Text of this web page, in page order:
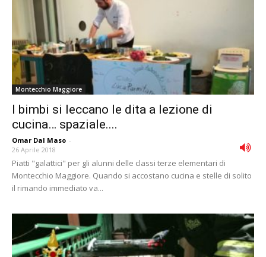
Montecchio Maggiore
I bimbi si leccano le dita a lezione di
cucina… spaziale....
Omar Dal Maso -
26 Aprile 2018
Piatti "galattici" per gli alunni delle classi terze elementari di
Montecchio Maggiore. Quando si accostano cucina e stelle di solito
il rimando immediato va...